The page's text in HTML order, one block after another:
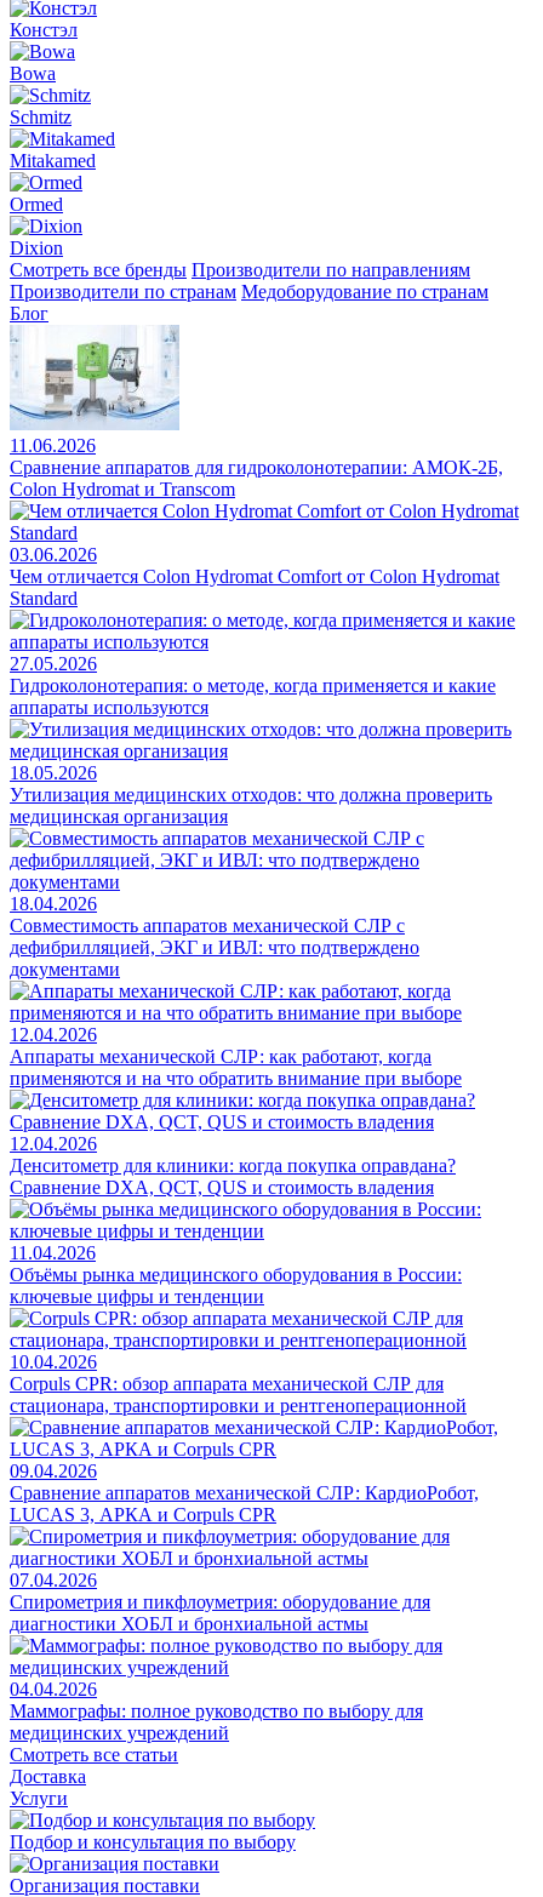
Констэл
Bowa
Schmitz
Mitakamed
Ormed
Dixion
Смотреть все бренды Производители по направлениям
Производители по странам Медоборудование по странам
Блог
11.06.2026
Сравнение аппаратов для гидроколонотерапии: АМОК-2Б,
Colon Hydromat и Transcom
03.06.2026
Чем отличается Colon Hydromat Comfort от Colon Hydromat
Standard
27.05.2026
Гидроколонотерапия: о методе, когда применяется и какие
аппараты используются
18.05.2026
Утилизация медицинских отходов: что должна проверить
медицинская организация
18.04.2026
Совместимость аппаратов механической СЛР с
дефибрилляцией, ЭКГ и ИВЛ: что подтверждено
документами
12.04.2026
Аппараты механической СЛР: как работают, когда
применяются и на что обратить внимание при выборе
12.04.2026
Денситометр для клиники: когда покупка оправдана?
Сравнение DXA, QCT, QUS и стоимость владения
11.04.2026
Объёмы рынка медицинского оборудования в России:
ключевые цифры и тенденции
10.04.2026
Corpuls CPR: обзор аппарата механической СЛР для
стационара, транспортировки и рентгеноперационной
09.04.2026
Сравнение аппаратов механической СЛР: КардиоРобот,
LUCAS 3, АРКА и Corpuls CPR
07.04.2026
Спирометрия и пикфлоуметрия: оборудование для
диагностики ХОБЛ и бронхиальной астмы
04.04.2026
Маммографы: полное руководство по выбору для
медицинских учреждений
Смотреть все статьи
Доставка
Услуги
Подбор и консультация по выбору
Организация поставки